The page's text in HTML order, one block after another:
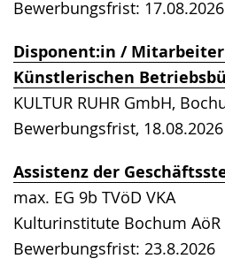
Bewerbungsfrist: 17.08.2026
Disponent:in /
Künstlerischen
KULTUR RUHR GmbH,
Bewerbungsfrist, 18.08.2026
Assistenz der
max. EG 9b TVöD VKA
Kulturinstitute Bochum AöR
Bewerbungsfrist: 23.8.2026